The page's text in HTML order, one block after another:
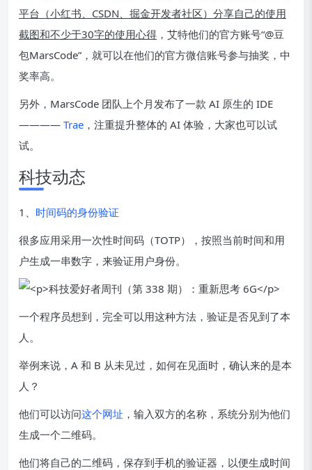
平台（小红书、CSDN、掘金开发者社区）分享自己的使用
截图和不少于30字的使用心得 ，艾特他们的官方账号“@豆
包MarsCode”，就可以在他们的官方微信账号参与抽奖，中
奖率高。
另外，MarsCode 团队上个月发布了一款 AI 原生的 IDE
———— Trae ，注重提升整体的 AI 体验，大家也可以试
试。
科技动态
1、 时间码的身份验证
很多应用采用一次性时间码（TOTP），按照当前时间和用
户生成一串数字，来验证用户身份。
一个程序员想到，完全可以用这种方法，验证是否见到了本
人。
举例来说，A 和 B 从未见过，如何在见面时，确认来的是本
人？
他们可以访问这个网址 ，输入双方的名称，系统分别为他们
生成一个二维码。
他们将自己的二维码，保存到手机的验证器，以便生成时间